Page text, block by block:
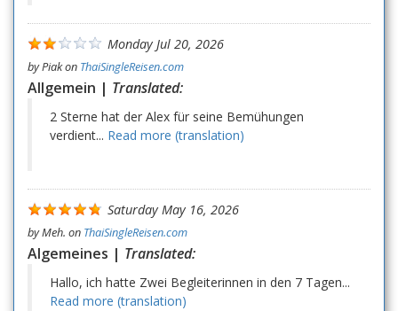
Monday Jul 20, 2026
byPiakon ThaiSingleReisen.com
Allgemein | Translated:
2 Sterne hat der Alex für seine Bemühungen
verdient... Read more (translation)
Saturday May 16, 2026
byMeh. on ThaiSingleReisen.com
Algemeines | Translated:
Hallo, ich hatte Zwei Begleiterinnen in den 7 Tagen...
Read more (translation)